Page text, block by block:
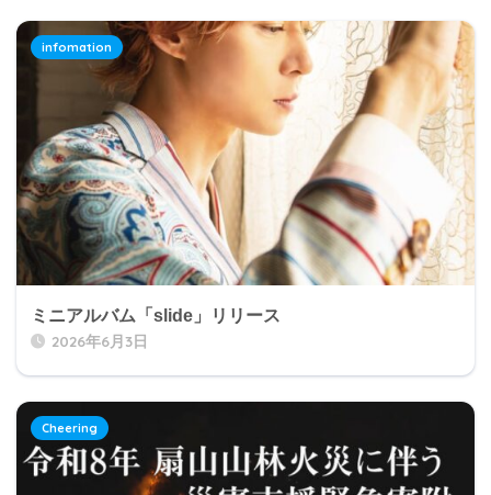
ミニアルバム「slide」リリース
2026年6月3日
infomation
Cheering